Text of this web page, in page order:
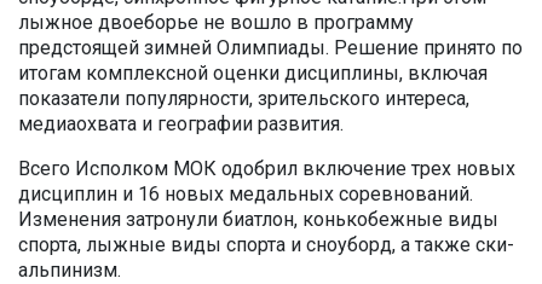
лыжное двоеборье не вошло в программу
предстоящей зимней Олимпиады. Решение принято по
итогам комплексной оценки дисциплины, включая
показатели популярности, зрительского интереса,
медиаохвата и географии развития.
Всего Исполком МОК одобрил включение трех новых
дисциплин и 16 новых медальных соревнований.
Изменения затронули биатлон, конькобежные виды
спорта, лыжные виды спорта и сноуборд, а также ски-
альпинизм.